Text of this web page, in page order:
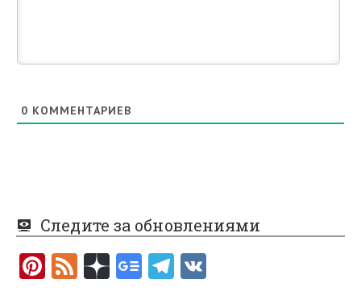
0 КОММЕНТАРИЕВ
Следите за обновлениями
Pi F